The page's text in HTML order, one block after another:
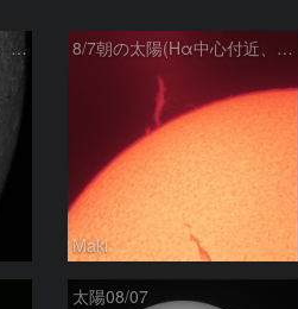
8/7朝の太陽(Hα中心付近、4498、4502付近) 8/7朝の太陽(Hα中心付近、プロミネンス)
Maki
太陽08/07